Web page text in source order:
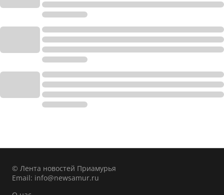
© Лента новостей Приамурья
Email: info@newsamur.ru